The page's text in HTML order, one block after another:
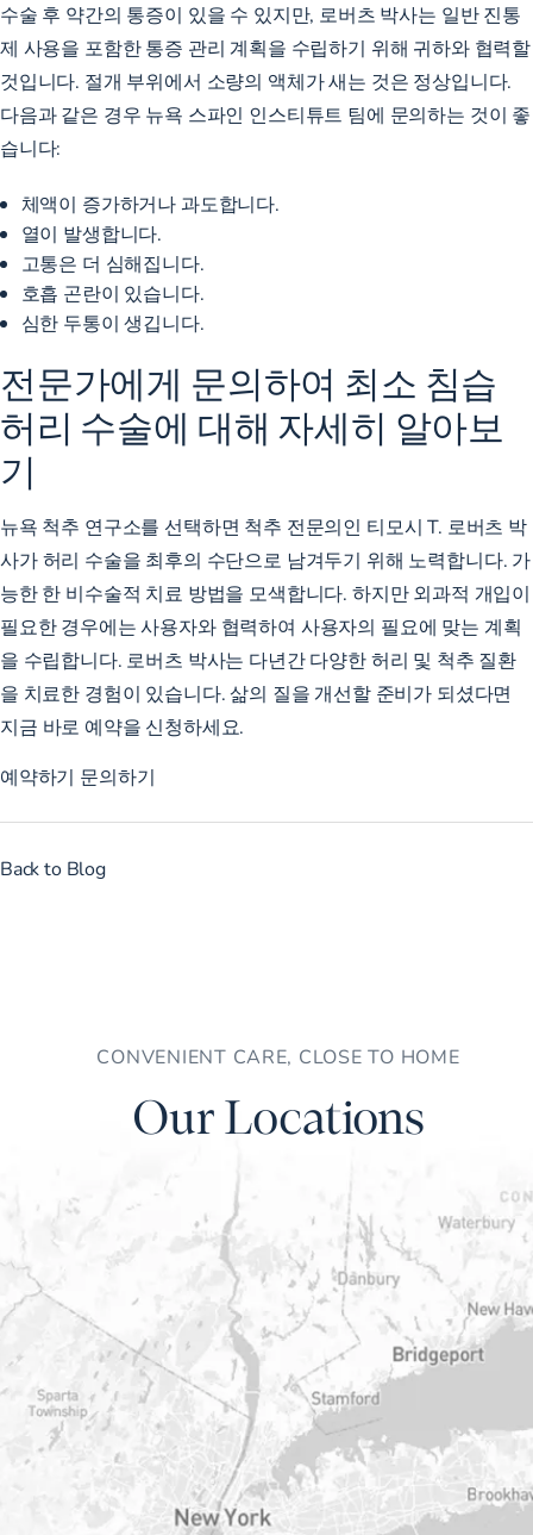
수술 후 약간의 통증이 있을 수 있지만, 로버츠 박사는 일반 진통
제 사용을 포함한 통증 관리 계획을 수립하기 위해 귀하와 협력할
것입니다. 절개 부위에서 소량의 액체가 새는 것은 정상입니다.
다음과 같은 경우 뉴욕 스파인 인스티튜트 팀에 문의하는 것이 좋
습니다:
체액이 증가하거나 과도합니다.
열이 발생합니다.
고통은 더 심해집니다.
호흡 곤란이 있습니다.
심한 두통이 생깁니다.
전문가에게 문의하여 최소 침습
허리 수술에 대해 자세히 알아보
기
뉴욕 척추 연구소를 선택하면 척추 전문의인 티모시 T. 로버츠 박
사가허리 수술을 최후의 수단으로 남겨두기 위해 노력합니다. 가
능한 한 비수술적 치료 방법을 모색합니다. 하지만 외과적 개입이
필요한 경우에는 사용자와 협력하여 사용자의 필요에 맞는 계획
을 수립합니다. 로버츠 박사는 다년간 다양한 허리 및 척추 질환
을 치료한 경험이 있습니다. 삶의 질을 개선할 준비가 되셨다면
지금 바로 예약을 신청하세요.
예약하기 문의하기
Back to Blog
CONVENIENT CARE, CLOSE TO HOME
Our Locations